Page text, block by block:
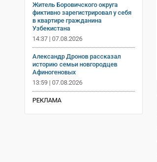
Житель Боровичского округа
фиктивно зарегистрировал у себя
в квартире гражданина
Узбекистана
14:37 | 07.08.2026
Александр Дронов рассказал
историю семьи новгородцев
Афиногеновых
13:59 | 07.08.2026
РЕКЛАМА